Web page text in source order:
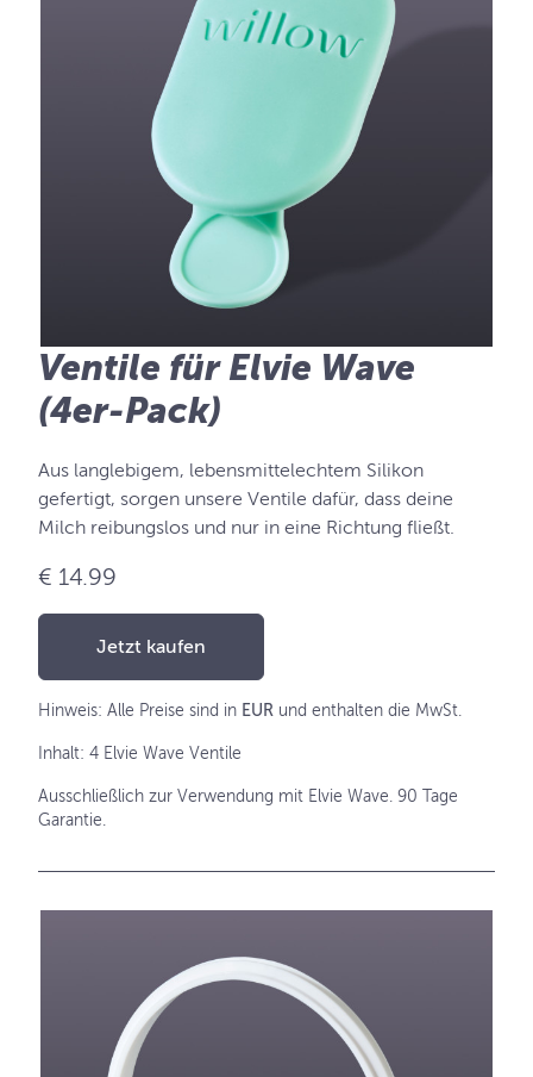
Ventile für Elvie Wave
(4er-Pack)
Aus langlebigem, lebensmittelechtem Silikon
gefertigt, sorgen unsere Ventile dafür, dass deine
Milch reibungslos und nur in eine Richtung fließt.
€ 14.99
Jetzt kaufen
Hinweis: Alle Preise sind in EUR und enthalten die MwSt.
Inhalt: 4 Elvie Wave Ventile
Ausschließlich zur Verwendung mit Elvie Wave. 90 Tage
Garantie.